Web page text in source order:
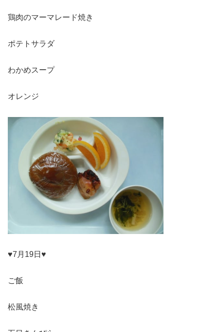
鶏肉のマーマレード焼き
ポテトサラダ
わかめスープ
オレンジ
♥7月19日♥
ご飯
松風焼き